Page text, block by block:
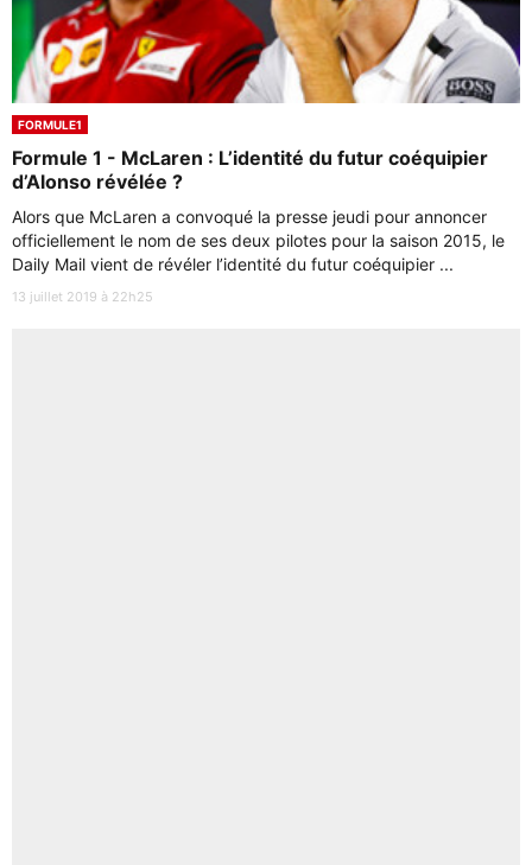
FORMULE1
Formule 1 - McLaren : L’identité du futur coéquipier
d’Alonso révélée ?
Alors que McLaren a convoqué la presse jeudi pour annoncer
officiellement le nom de ses deux pilotes pour la saison 2015, le
Daily Mail vient de révéler l’identité du futur coéquipier ...
13 juillet 2019 à 22h25